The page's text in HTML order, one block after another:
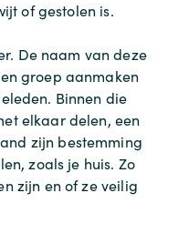
of gestolen is.
De naam van deze
groep aanmaken
Binnen die
elkaar delen, een
zijn bestemming
zoals je huis. Zo
zijn en of ze veilig